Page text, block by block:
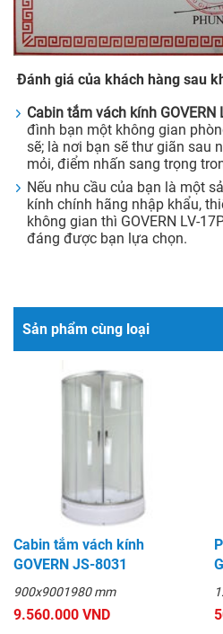
Đánh giá của khách hàng sau
Cabin tắm vách kính GOVERN
đình bạn một không gian
sẽ; là nơi bạn sẽ thư giãn sau
mỏi, điểm nhấn sang trọng
Nếu nhu cầu của bạn là một
kính chính hãng nhập khẩu,
không gian thì GOVERN LV-
đáng được bạn lựa chọn.
Sản phẩm cùng loại
Cabin tắm vách kính
GOVERN JS-8031
900x9001980 mm
9.560.000 VND